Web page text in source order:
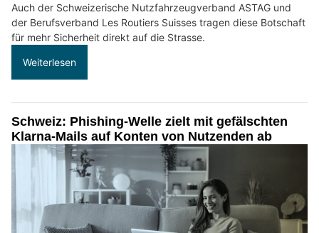
Auch der Schweizerische Nutzfahrzeugverband ASTAG und
der Berufsverband Les Routiers Suisses tragen diese Botschaft
für mehr Sicherheit direkt auf die Strasse.
Weiterlesen
Schweiz: Phishing-Welle zielt mit gefälschten
Klarna-Mails auf Konten von Nutzenden ab